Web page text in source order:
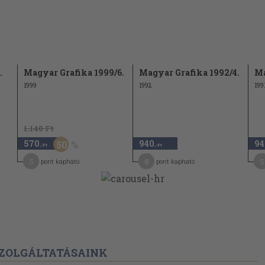
a
66
szakán
77
Magyar Grafika 1999/6.
1999
1.140 Ft
570 ,-Ft 50
pont kapható
Magyar Grafika 1992/4.
1992
940 ,-Ft
pont kapható